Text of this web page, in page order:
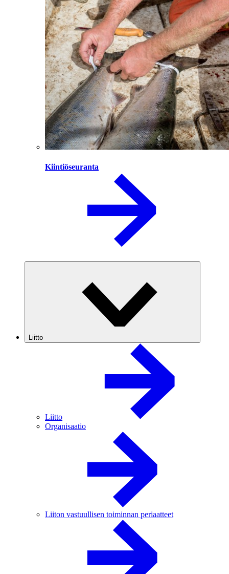
Kiintiöseuranta
Liitto
Liitto
Organisaatio
Liiton vastuullisen toiminnan periaatteet